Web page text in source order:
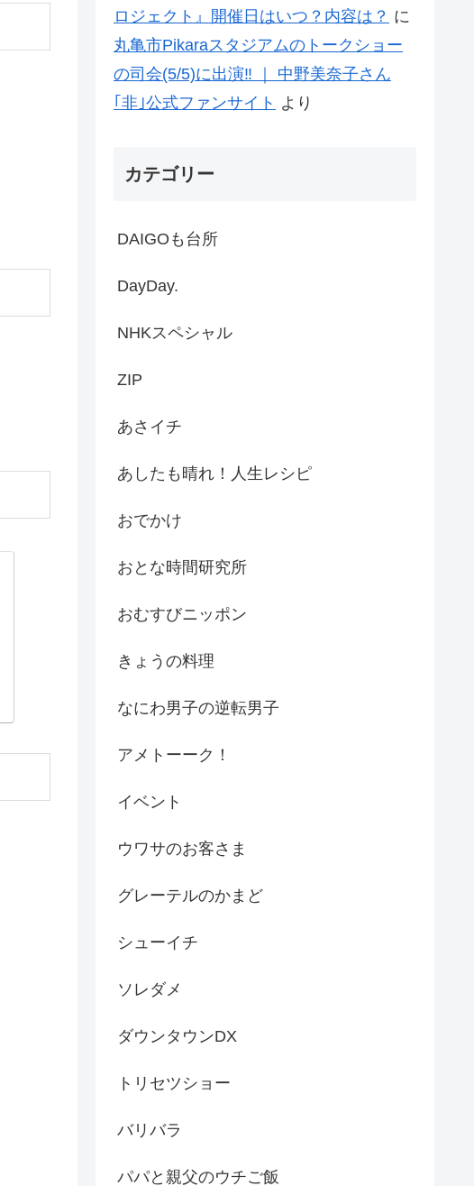
ロジェクト』開催日はいつ？内容は？ に
丸亀市Pikaraスタジアムのトークショー
の司会(5/5)に出演‼ ｜ 中野美奈子さん
｢非｣公式ファンサイト より
カテゴリー
DAIGOも台所
DayDay.
NHKスペシャル
ZIP
あさイチ
あしたも晴れ！人生レシピ
おでかけ
おとな時間研究所
おむすびニッポン
きょうの料理
なにわ男子の逆転男子
アメトーーク！
イベント
ウワサのお客さま
グレーテルのかまど
シューイチ
ソレダメ
ダウンタウンDX
トリセツショー
バリバラ
パパと親父のウチご飯